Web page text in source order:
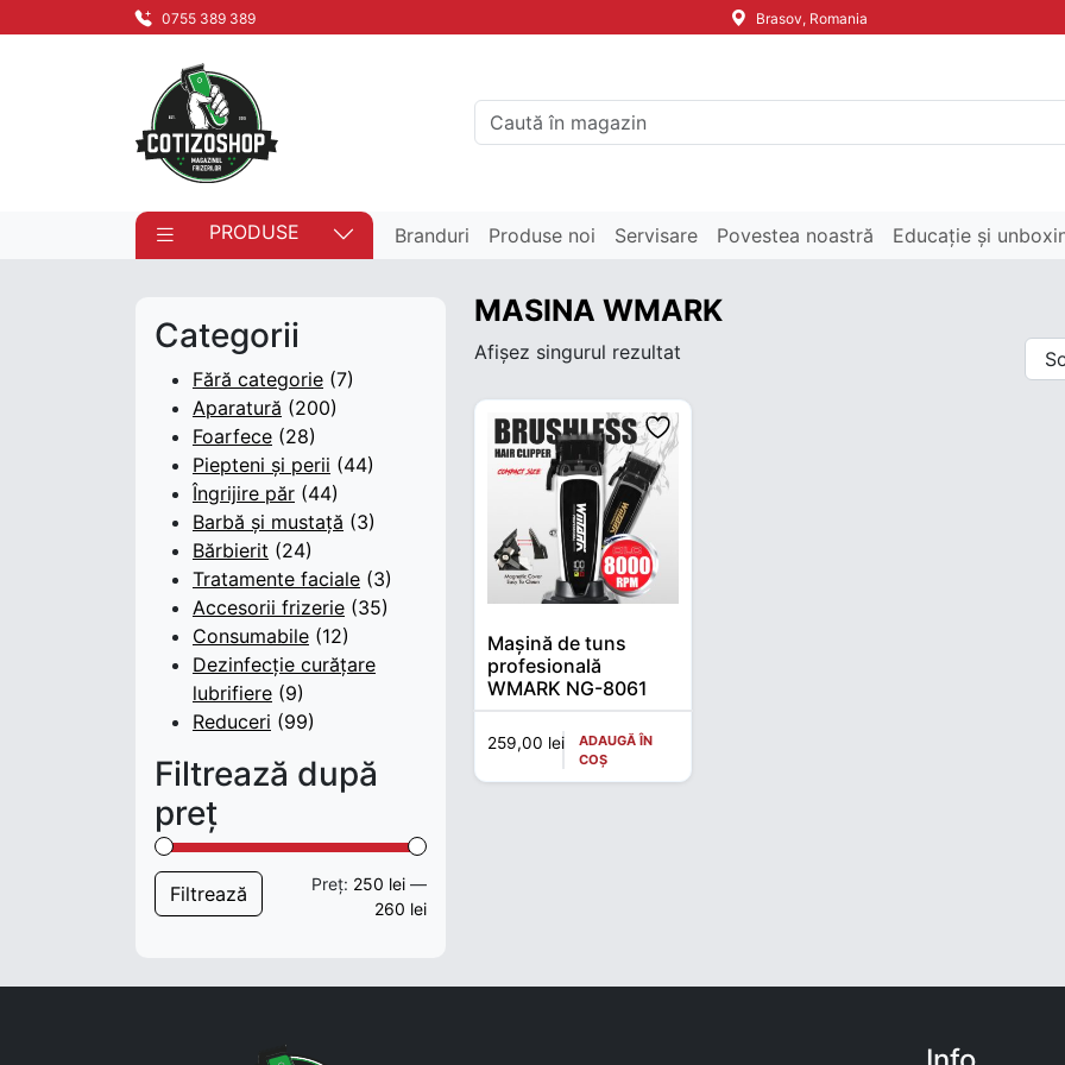
0755 389 389 Brasov, Romania
PRODUSE Branduri Produse noi Servisare Povestea noastră Educație și
MASINA WMARK
Afișez singurul rezultat
Mașină de tuns
profesională
WMARK NG-8061
8000 RPM –
Brushless, DLC
Blade
259,00 lei
ADAUGĂ ÎN
COȘ
Categorii
Fără categorie (7)
Aparatură (200)
Foarfece (28)
Piepteni și perii (44)
Îngrijire păr (44)
Barbă și mustață (3)
Bărbierit (24)
Tratamente faciale (3)
Accesorii frizerie (35)
Consumabile (12)
Dezinfecție curățare
lubrifiere (9)
Reduceri (99)
Filtrează după
preț
Preț minim
Preț maxim
Filtrează Preț: 250 lei —
260 lei